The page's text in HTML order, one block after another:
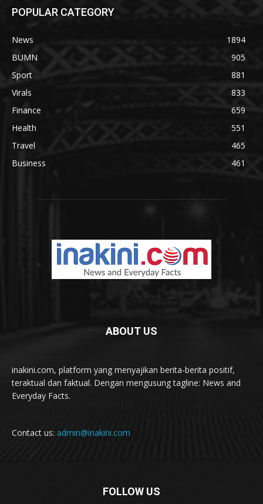
POPULAR CATEGORY
News
1894
BUMN
905
Sport
881
Virals
833
Finance
659
Health
551
Travel
465
Business
461
ABOUT US
inakini.com, platform yang menyajikan berita-berita positif,
teraktual dan faktual. Dengan mengusung tagline: News and
Everyday Facts.
Contact us: admin@inakini.com
FOLLOW US